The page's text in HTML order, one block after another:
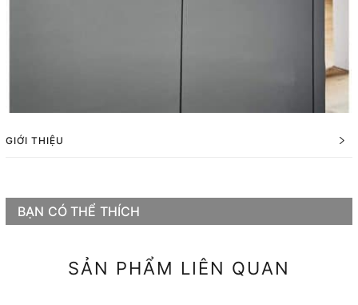
GIỚI THIỆU
BẠN CÓ THỂ THÍCH
SẢN PHẨM LIÊN QUAN